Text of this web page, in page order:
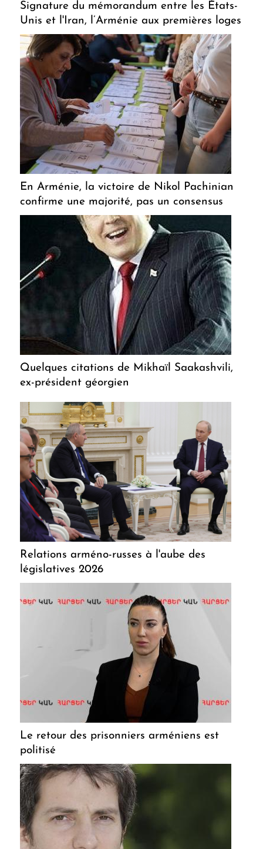
Signature du mémorandum entre les États-
Unis et l'Iran, l’Arménie aux premières loges
En Arménie, la victoire de Nikol Pachinian
confirme une majorité, pas un consensus
Quelques citations de Mikhaïl Saakashvili,
ex-président géorgien
Relations arméno-russes à l'aube des
législatives 2026
Le retour des prisonniers arméniens est
politisé